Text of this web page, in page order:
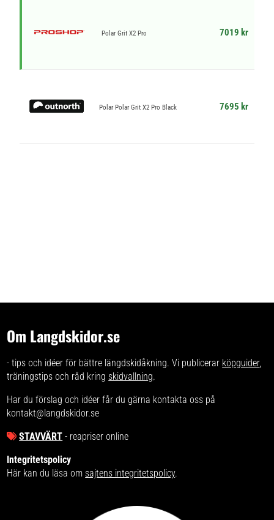
Polar Grit X2 Pro 7019 kr
Polar Polar Grit X2 Pro Black 7695 kr
Om Langdskidor.se
- tips och idéer för bättre längdskidåkning. Vi publicerar köpguider,
träningstips och råd kring skidvallning.
Har du förslag och idéer får du gärna kontakta oss på
kontakt@langdskidor.se
STAVVÄRT - reapriser online
Integritetspolicy
Här kan du läsa om sajtens integritetspolicy.